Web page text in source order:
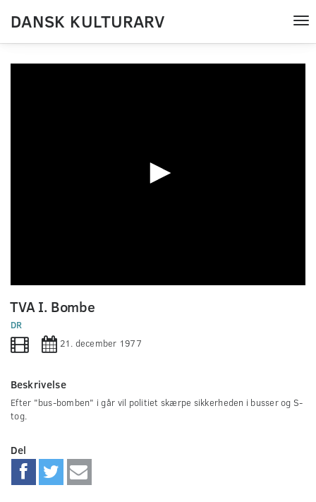
DANSK KULTURARV
seconds
of
0
seconds
TVA I. Bombe
DR
21. december 1977
Beskrivelse
Efter "bus-bomben" i går vil politiet skærpe sikkerheden i busser og S-
tog.
Del